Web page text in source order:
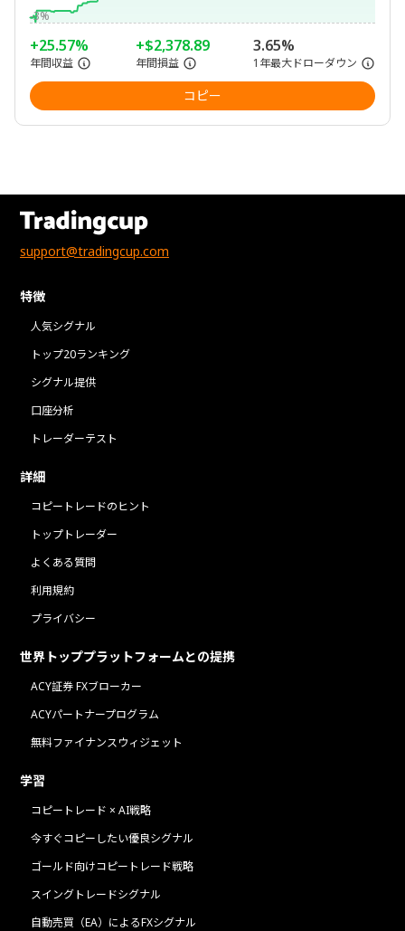
-3%
+25.57%
年間収益
+$2,378.89
年間損益
3.65%
1年最大ドローダウン
コピー
support@tradingcup.com
特徴
人気シグナル
トップ20ランキング
シグナル提供
口座分析
トレーダーテスト
詳細
コピートレードのヒント
トップトレーダー
よくある質問
利用規約
プライバシー
世界トッププラットフォームとの提携
ACY証券 FXブローカー
ACYパートナープログラム
無料ファイナンスウィジェット
学習
コピートレード × AI戦略
今すぐコピーしたい優良シグナル
ゴールド向けコピートレード戦略
スイングトレードシグナル
自動売買（EA）によるFXシグナル